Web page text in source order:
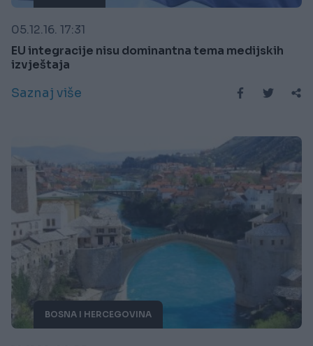
05.12.16. 17:31
EU integracije nisu dominantna tema medijskih
izvještaja
Saznaj više
BOSNA I HERCEGOVINA